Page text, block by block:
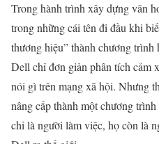
Trong hành trình xây dựng văn
trong những cái tên đi đầu khi
thương hiệu” thành chương
Dell chỉ đơn giản phân tích cảm
nói gì trên mạng xã hội. Nhưng
nâng cấp thành một chương
chỉ là người làm việc, họ còn là